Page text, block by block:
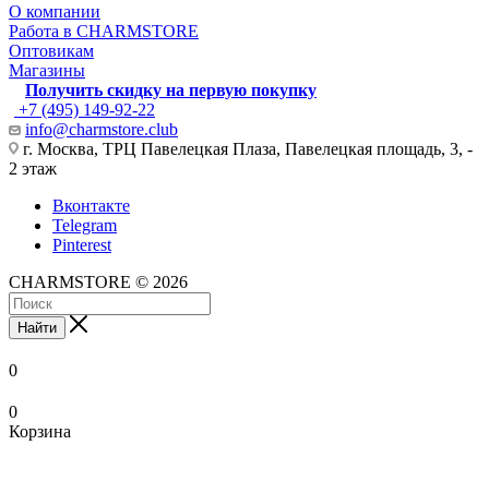
О компании
Работа в CHARMSTORE
Оптовикам
Магазины
Получить скидку на первую покупку
+7 (495) 149-92-22
info@charmstore.club
г. Москва, ТРЦ Павелецкая Плаза, Павелецкая площадь, 3, -
2 этаж
Вконтакте
Telegram
Pinterest
CHARMSTORE © 2026
Найти
0
0
Корзина